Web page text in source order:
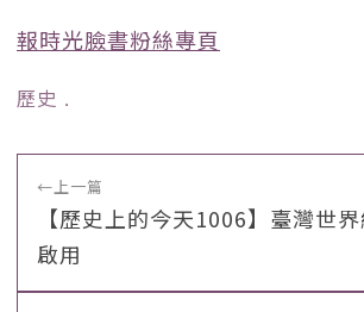
報時光臉書粉絲專頁
歷史 ﹒
←上一篇
【歷史上的今天1006】臺灣世
啟用